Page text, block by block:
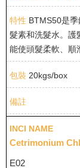
BTMS50是
髮素和洗髮水。護
能使頭髮柔軟、順
20kgs/box
Cetrimonium
E02